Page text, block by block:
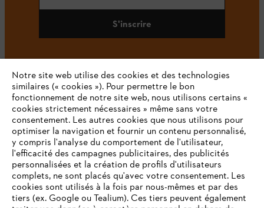
S'inscrire
#STIHL
L'Entreprise
Notre site web utilise des cookies et des technologies
similaires (« cookies »). Pour permettre le bon
fonctionnement de notre site web, nous utilisons certains «
cookies strictement nécessaires » même sans votre
consentement. Les autres cookies que nous utilisons pour
optimiser la navigation et fournir un contenu personnalisé,
y compris l'analyse du comportement de l'utilisateur,
l'efficacité des campagnes publicitaires, des publicités
personnalisées et la création de profils d'utilisateurs
complets, ne sont placés qu'avec votre consentement. Les
cookies sont utilisés à la fois par nous-mêmes et par des
tiers (ex. Google ou Tealium). Ces tiers peuvent également